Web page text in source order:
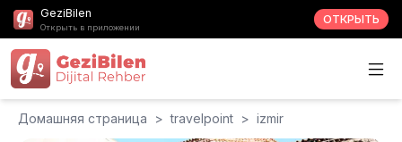
GeziBilen
Открыть в приложении
ОТКРЫТЬ
Домашняя страница > travelpoint > izmir